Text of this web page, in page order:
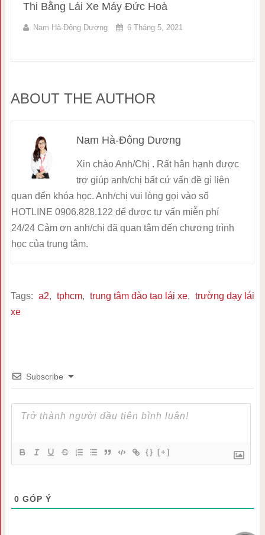
Thi Bằng Lái Xe Máy Đức Hoà
Nam Hà-Đông Dương 6 Tháng 5, 2021
ABOUT THE AUTHOR
Nam Hà-Đông Dương
Xin chào Anh/Chị . Rất hân hạnh được
trợ giúp anh/chị bất cứ vấn đề gì liên
quan đến khóa học. Anh/chị vui lòng gọi vào số
HOTLINE 0906.828.122 để được tư vấn miễn phí
24/24 Cảm ơn anh/chị đã quan tâm đến chương trình
học của trung tâm.
Tags: a2, tphcm, trung tâm đào tạo lái xe, trường dạy lái
xe
Subscribe
{} [+]
0 GÓP Ý